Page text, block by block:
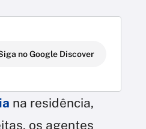
no Google Discover
na residência,
os agentes